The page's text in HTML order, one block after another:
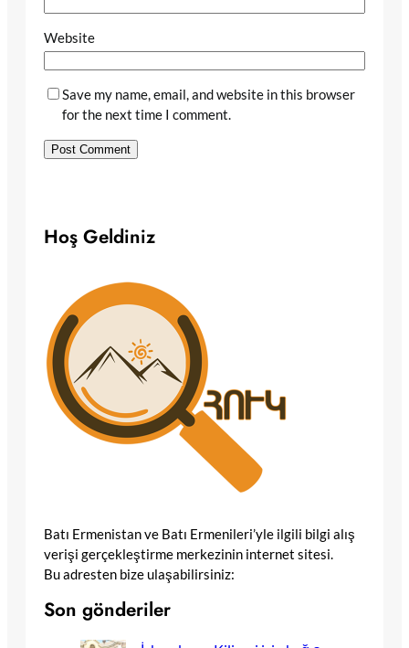
Website
Save my name, email, and website in this browser
for the next time I comment.
Hoş Geldiniz
Batı Ermenistan ve Batı Ermenileri’yle ilgili bilgi alış
verişi gerçekleştirme merkezinin internet sitesi.
Bu adresten bize ulaşabilirsiniz:
Son gönderiler